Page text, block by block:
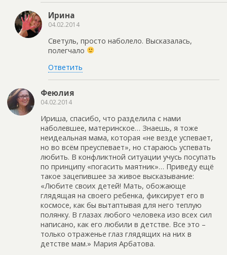
Ирина
04.02.2014
Светуль, просто наболело. Высказалась,
полегчало
Ответить
Феюлия
04.02.2014
Ириша, спасибо, что разделила с нами
наболевшее, материнское… Знаешь, я тоже
неидеальная мама, которая «не везде успевает,
но во всём преуспевает», но стараюсь успевать
любить. В конфликтной ситуации учусь посупать
по принципу «погасить маятник»… Приведу ещё
такое зацепившее за живое высказывание:
«Любите своих детей! Мать, обожающе
глядящая на своего ребенка, фиксирует его в
космосе, как бы вытаптывая для него теплую
полянку. В глазах любого человека изо всех сил
написано, как его любили в детстве. Все это –
только отраженье глаз глядящих на них в
детстве мам.» Мария Арбатова.